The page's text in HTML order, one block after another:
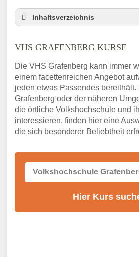
Inhaltsverzeichnis
Umgebung
Abendschule Grafenberg
VHS Grafenberg Kurse
VHS Grafenberg –
Telefonnummer
Stellenangebote der
Grafenberg
Alternativen zum VHS
VHS GRAFENBERG KURSE
Die VHS Grafenberg kann immer
einem facettenreichen Angebot
jeden etwas Passendes bereithält.
Grafenberg oder der näheren
die örtliche Volkshochschule und
interessieren, finden hier eine
die sich besonderer Beliebtheit